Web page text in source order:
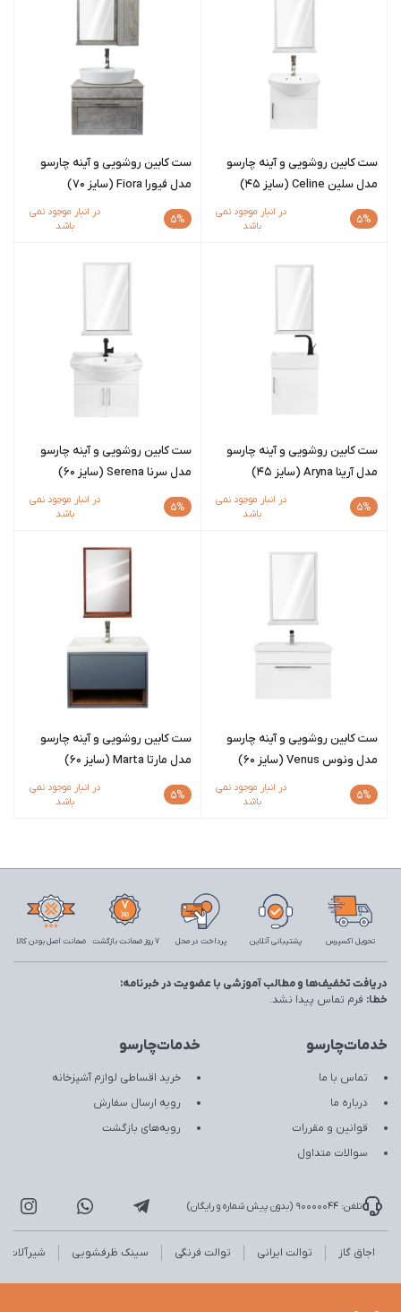
ست کابین روشویی و آینه چارسو
مدل سلین Celine (سایز 45)
5%
در انبار موجود نمی
باشد
ست کابین روشویی و آینه چارسو
مدل فیورا Fiora (سایز 70)
5%
در انبار موجود نمی
باشد
ست کابین روشویی و آینه چارسو
مدل آرینا Aryna (سایز 45)
5%
در انبار موجود نمی
باشد
ست کابین روشویی و آینه چارسو
مدل سرنا Serena (سایز 60)
5%
در انبار موجود نمی
باشد
ست کابین روشویی و آینه چارسو
مدل ونوس Venus (سایز 60)
5%
در انبار موجود نمی
باشد
ست کابین روشویی و آینه چارسو
مدل مارتا Marta (سایز 60)
5%
در انبار موجود نمی
باشد
تحویل اکسپرس پشتیبانی آنلاین پرداخت در محل 7 روز ضمانت بازگشت ضمانت اصل بودن کالا
خدمات‌چارسو
تماس با ما
درباره ما
قوانین و مقررات
سوالات متداول
خدمات‌چارسو
خرید اقساطی لوازم آشپزخانه
رویه ارسال سفارش
رویه‌های بازگشت
دریافت تخفیف‌ها و مطالب آموزشی با عضویت در خبرنامه:
خطا: فرم تماس پیدا نشد.
تلفن: 90000044 (بدون پیش شماره و رایگان)
اجاق گاز توالت ایرانی توالت فرنگی سینک ظرفشویی شیرآلات